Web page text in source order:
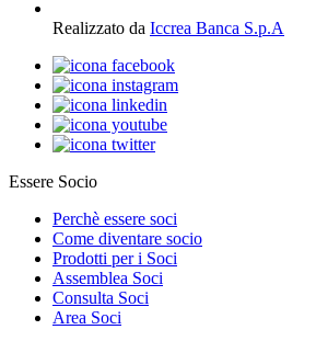
Realizzato da Iccrea Banca S.p.A
Essere Socio
Perchè essere soci
Come diventare socio
Prodotti per i Soci
Assemblea Soci
Consulta Soci
Area Soci